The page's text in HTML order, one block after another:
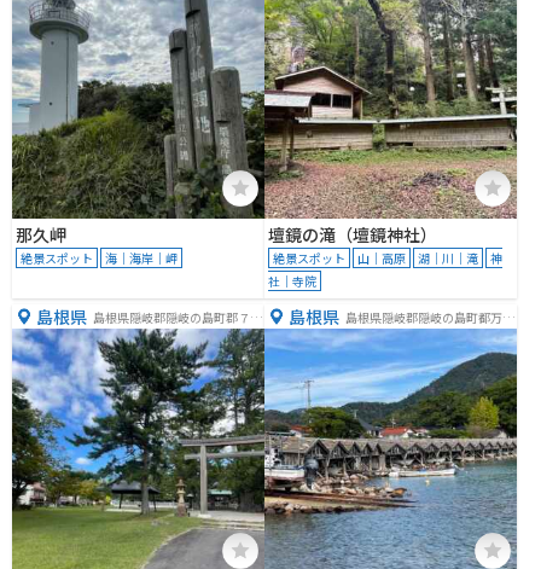
那久岬
絶景スポット 海｜海岸｜岬
壇鏡の滝（壇鏡神社）
絶景スポット 山｜高原 湖｜川｜滝
神
社｜寺院
島根県 島根県隠岐郡隠岐の島町郡７２
３
島根県 島根県隠岐郡隠岐の島町都万１
６４３